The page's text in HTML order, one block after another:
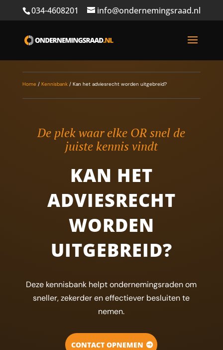
034-4608201 info@ondernemingsraad.nl
Home/ Kennisbank/ Kan het adviesrecht worden uitgebreid?
De plek waar elke OR snel de
juiste kennis vindt
KAN HET
ADVIESRECHT
WORDEN
UITGEBREID?
Deze kennisbank helpt ondernemingsraden om
sneller, zekerder en effectiever besluiten te
nemen.
CONTACT OPNEMEN